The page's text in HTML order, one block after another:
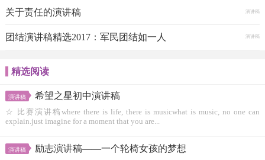
关于责任的演讲稿 演讲稿
团结演讲稿精选2017：军民团结如一人 演讲稿
精选阅读
演讲稿 希望之星初中演讲稿
☆ 比赛演讲稿where there is life, there is musicwhat is music, no one can
explain.just imagine for a moment that you are...
演讲稿 励志演讲稿――一个轮椅女孩的梦想